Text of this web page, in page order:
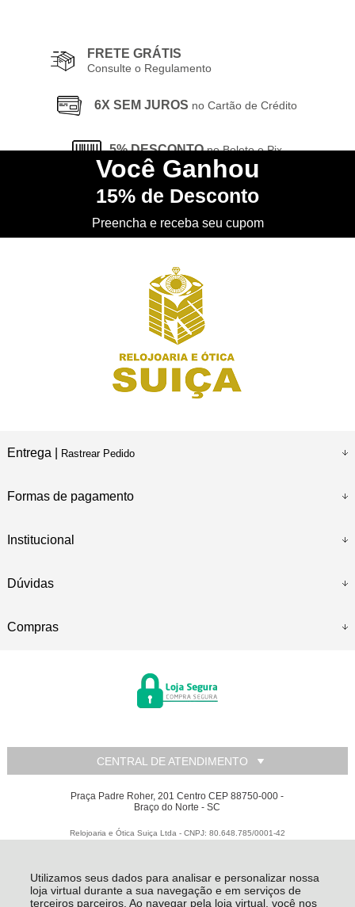
Utilizamos seus dados para analisar e personalizar nossa
loja virtual durante a sua navegação e em serviços de
terceiros parceiros. Ao navegar pela loja virtual, você nos
FRETE GRÁTIS
Consulte o Regulamento
6X SEM JUROS no Cartão de Crédito
5% DESCONTO no Boleto e Pix
CONHEÇA nossa Loja Física
Você Ganhou
15% de Desconto
Preencha e receba seu cupom
Entrega | Rastrear Pedido
Formas de pagamento
Institucional
Dúvidas
Compras
CENTRAL DE ATENDIMENTO
Praça Padre Roher, 201 Centro CEP 88750-000 -
Braço do Norte - SC
Relojoaria e Ótica Suiça Ltda - CNPJ: 80.648.785/0001-42